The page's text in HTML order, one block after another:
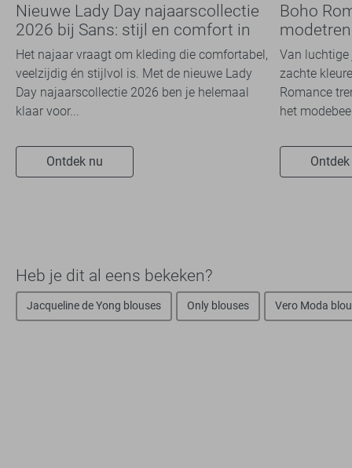
Nieuwe Lady Day najaarscollectie
2026 bij Sans: stijl en comfort in
travelkwaliteit
Het najaar vraagt om kleding die comfortabel,
veelzijdig én stijlvol is. Met de nieuwe Lady
Day najaarscollectie 2026 ben je helemaal
klaar voor...
Ontdek nu
Boho
overal
Van luchtige
zachte
Romance
het
Heb je dit al eens bekeken?
Jacqueline de Yong blouses Only blouses Vero Moda